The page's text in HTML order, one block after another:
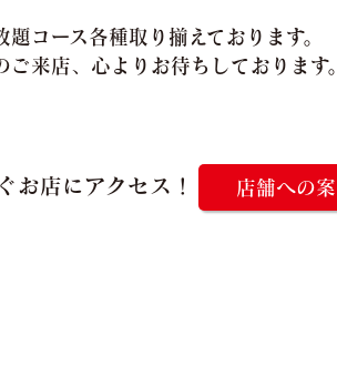
題コース各種取り揃えております。
ご来店、心よりお待ちしております。
お店にアクセス！ 店舗への